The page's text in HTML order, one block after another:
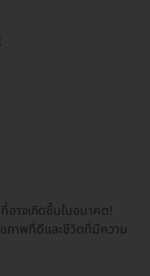
าจเกิดขึ้นในอนาคต!
ภาพที่ดีและชีวิตที่มีความ